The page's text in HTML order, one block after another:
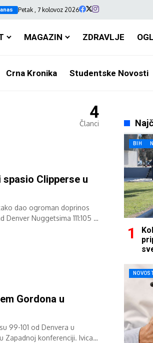
Petak , 7 kolovoz 2026
MAGAZIN ZDRAVLJE
Crna Kronika Studentske Novosti
4
Članci
Clipperse u
dao ogroman doprinos
Nuggetsima 111:105 u
Gordona u
99-101 od Denvera u
Zapadnoj konferenciji. Ivica
BIH